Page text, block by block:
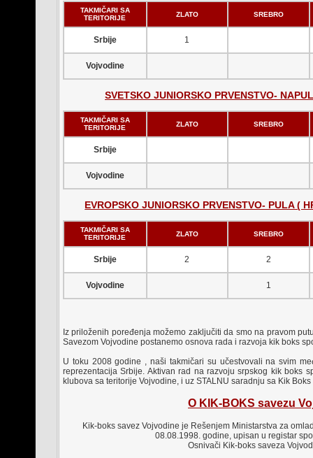
TAKMIČARI SA
TERITORIJE
ZLATO SREBRO
Srbije 1
Vojvodine
SVETSKO JUNIORSKO PRVENSTVO-
TAKMIČARI SA
TERITORIJE
ZLATO SREBRO
Srbije
Vojvodine
EVROPSKO JUNIORSKO PRVENSTVO- PULA (
TAKMIČARI SA
TERITORIJE
ZLATO SREBRO
Srbije 2 2
Vojvodine 1
Iz priloženih poređenja možemo zaključiti da smo na pravom
Savezom Vojvodine postanemo osnova rada i razvoja kik boks
U toku 2008 godine , naši takmičari su učestvovali na svim
reprezentacija Srbije. Aktivan rad na razvoju srpskog kik boks
klubova sa teritorije Vojvodine, i uz STALNU saradnju sa Kik
O KIK-BOKS savezu
Kik-boks savez Vojvodine je Rešenjem Ministarstva za
08.08.1998. godine, upisan u registar
Osnivači Kik-boks saveza